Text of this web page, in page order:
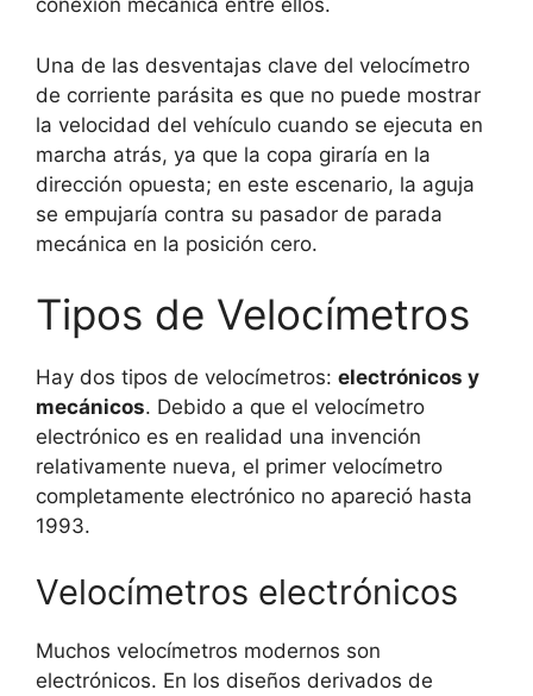
conexión mecánica entre ellos.
Una de las desventajas clave del velocímetro
de corriente parásita es que no puede mostrar
la velocidad del vehículo cuando se ejecuta en
marcha atrás, ya que la copa giraría en la
dirección opuesta; en este escenario, la aguja
se empujaría contra su pasador de parada
mecánica en la posición cero.
Tipos de Velocímetros
Hay dos tipos de velocímetros: electrónicos y
mecánicos. Debido a que el velocímetro
electrónico es en realidad una invención
relativamente nueva, el primer velocímetro
completamente electrónico no apareció hasta
1993.
Velocímetros electrónicos
Muchos velocímetros modernos son
electrónicos. En los diseños derivados de